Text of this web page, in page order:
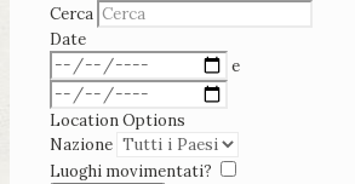
Cerca
Date
e
Location Options
Nazione
Luoghi movimentati?